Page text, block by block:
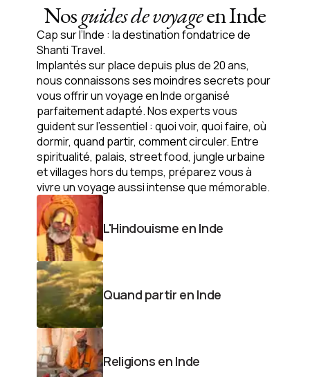
Nosguides de voyageen Inde
Cap sur l’Inde : ladestination fondatricede
Shanti Travel.
Implantés sur placedepuis plus de 20 ans,
nous connaissons ses moindres secrets pour
vous offrir un voyage en Inde organisé
parfaitement adapté. Nos experts vous
guident sur l’essentiel : quoi voir, quoi faire, où
dormir, quand partir, comment circuler.Entre
spiritualité, palais, street food, jungle urbaine
et villages hors du temps, préparez vous à
vivre un voyage aussi intense que mémorable.
L'Hindouisme en Inde
Quand partir en Inde
Religions en Inde